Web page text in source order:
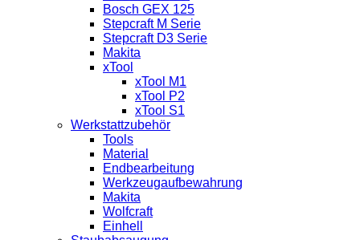
Bosch GEX 125
Stepcraft M Serie
Stepcraft D3 Serie
Makita
xTool
xTool M1
xTool P2
xTool S1
Werkstattzubehör
Tools
Material
Endbearbeitung
Werkzeugaufbewahrung
Makita
Wolfcraft
Einhell